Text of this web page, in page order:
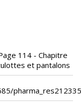
114 - Chapitre
et pantalons